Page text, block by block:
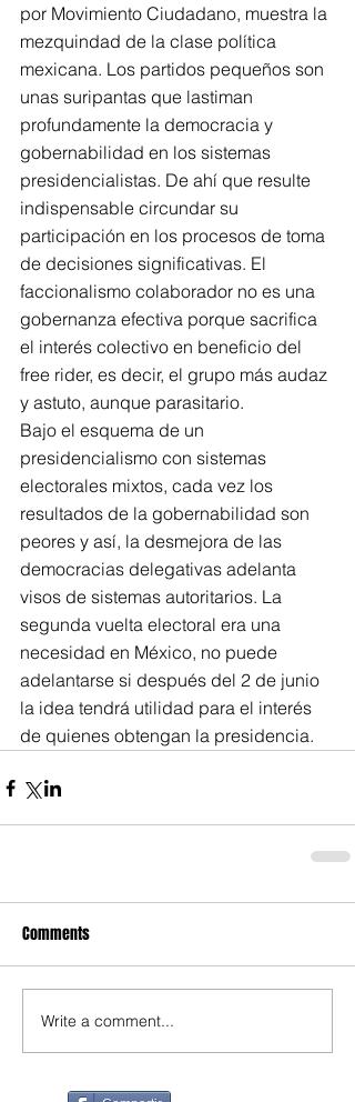
por Movimiento Ciudadano, muestra la
mezquindad de la clase política
mexicana. Los partidos pequeños son
unas suripantas que lastiman
profundamente la democracia y
gobernabilidad en los sistemas
presidencialistas. De ahí que resulte
indispensable circundar su
participación en los procesos de toma
de decisiones significativas. El
faccionalismo colaborador no es una
gobernanza efectiva porque sacrifica
el interés colectivo en beneficio del
free rider, es decir, el grupo más audaz
y astuto, aunque parasitario.
Bajo el esquema de un
presidencialismo con sistemas
electorales mixtos, cada vez los
resultados de la gobernabilidad son
peores y así, la desmejora de las
democracias delegativas adelanta
visos de sistemas autoritarios. La
segunda vuelta electoral era una
necesidad en México, no puede
adelantarse si después del 2 de junio
la idea tendrá utilidad para el interés
de quienes obtengan la presidencia.
Comments
Write a comment...